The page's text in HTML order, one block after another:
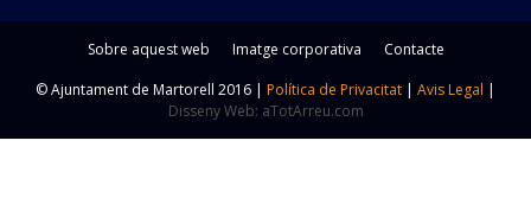
Sobre aquest web Imatge corporativa
Contacte
© Ajuntament de Martorell 2016 | Política de Privacitat | Avis Legal |
Disseny Web: aTotArreu.com